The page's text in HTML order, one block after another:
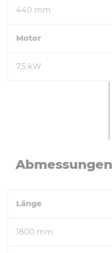
440 mm
Motor
7.5 kW
Länge
1800 mm